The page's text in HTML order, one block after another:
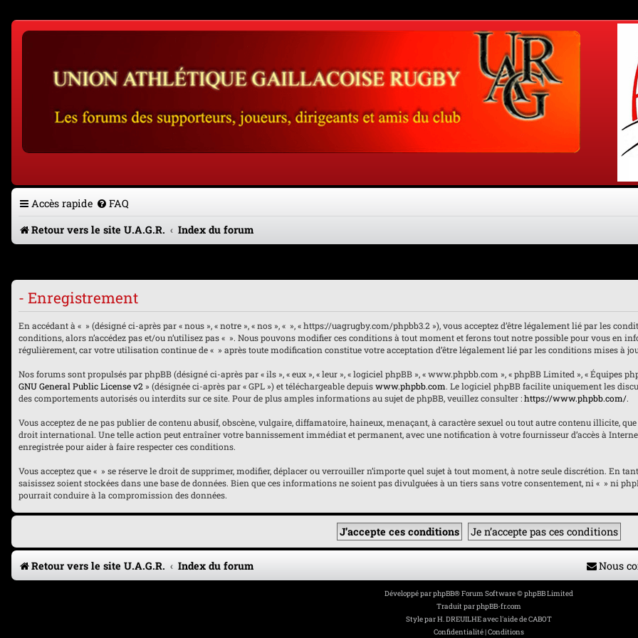
Accès rapide FAQ
Retour vers le site U.A.G.R.
Index du forum
- Enregistrement
En accédant à « » (désigné ci-après par « nous », « notre », « nos », « », « https://uagrugby.com/phpbb3.2 »), vous acceptez d’être légalement lié par les
conditions, alors n’accédez pas et/ou n’utilisez pas « ». Nous pouvons modifier ces conditions à tout moment et ferons tout notre possible pour vous en
régulièrement, car votre utilisation continue de « » après toute modification constitue votre acceptation d’être légalement lié par les conditions mises à
Nos forums sont propulsés par phpBB (désigné ci-après par « ils », « eux », « leur », « logiciel phpBB », « www.phpbb.com », « phpBB Limited », « Équipes
GNU General Public License v2 » (désignée ci-après par « GPL ») et téléchargeable depuiswww.phpbb.com. Le logiciel phpBB facilite uniquement les
des comportements autorisés ou interdits sur ce site. Pour de plus amples informations au sujet de phpBB, veuillez consulter :https://www.phpbb.com/.
Vous acceptez de ne pas publier de contenu abusif, obscène, vulgaire, diffamatoire, haineux, menaçant, à caractère sexuel ou tout autre contenu illicite,
droit international. Une telle action peut entraîner votre bannissement immédiat et permanent, avec une notification à votre fournisseur d’accès à Internet
enregistrée pour aider à faire respecter ces conditions.
Vous acceptez que « » se réserve le droit de supprimer, modifier, déplacer ou verrouiller n’importe quel sujet à tout moment, à notre seule discrétion. En
saisissez soient stockées dans une base de données. Bien que ces informations ne soient pas divulguées à un tiers sans votre consentement, ni « » ni
pourrait conduire à la compromission des données.
Retour vers le site U.A.G.R. Index du forum Nous
Développé parphpBB® Forum Software © phpBB Limited
Traduit parphpBB-fr.com
Style parH. DREUILHE avec l'aide de CABOT
Confidentialité|Conditions